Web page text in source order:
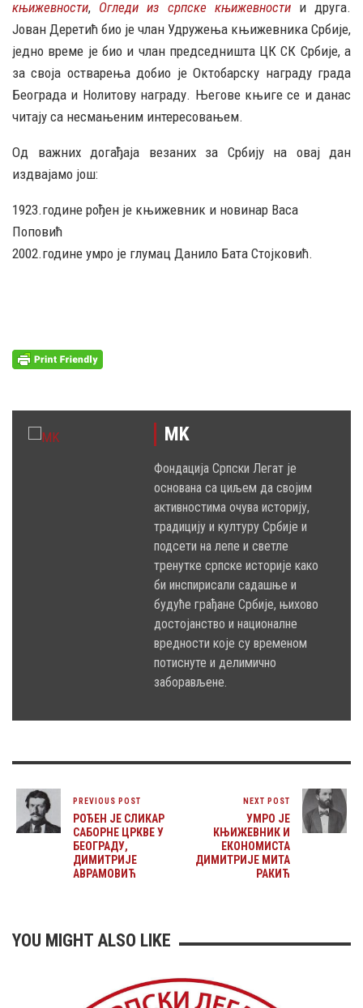
књижевности, Огледи из српске књижевности и друга.
Јован Деретић био је члан Удружења књижевника Србије,
једно време је био и члан председништа ЦК СК Србије, а
за своја остварења добио је Октобарску награду града
Београда и Нолитову награду. Његове књиге се и данас
читају са несмањеним интересовањем.
Од важних догађаја везаних за Србију на овај дан
издвајамо још:
1923.године рођен је књижевник и новинар Васа
Поповић
2002.године умро је глумац Данило Бата Стојковић.
MK
Фондација Српски Легат је
основана са циљем да својим
активностима очува историју,
традицију и културу Србије и
подсети на лепе и светле
тренутке српске историје како
би инспирисали садашње и
будуће грађане Србије, њихово
достојанство и националне
вредности које су временом
потиснуте и делимично
заборављене.
PREVIOUS POST
РОЂЕН ЈЕ СЛИКАР
САБОРНЕ ЦРКВЕ У
БЕОГРАДУ,
ДИМИТРИЈЕ
АВРАМОВИЋ
NEXT POST
УМРО ЈЕ
КЊИЖЕВНИК И
ЕКОНОМИСТА
ДИМИТРИЈЕ МИТА
РАКИЋ
YOU MIGHT ALSO LIKE